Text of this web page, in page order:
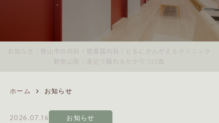
お知らせ｜狭山市の内科・循環器内科｜ともにかんがえるクリニック
新狭山院｜身近で頼れるかかりつけ医
ホーム お知らせ
2026.07.16 お知らせ